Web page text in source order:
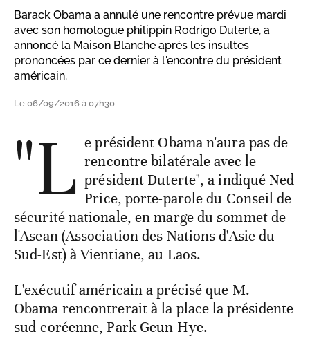
Barack Obama a annulé une rencontre prévue mardi
avec son homologue philippin Rodrigo Duterte, a
annoncé la Maison Blanche après les insultes
prononcées par ce dernier à l'encontre du président
américain.
Le 06/09/2016 à 07h30
"L e président Obama n'aura pas de
rencontre bilatérale avec le
président Duterte", a indiqué Ned
Price, porte-parole du Conseil de
sécurité nationale, en marge du sommet de
l'Asean (Association des Nations d'Asie du
Sud-Est) à Vientiane, au Laos.
L'exécutif américain a précisé que M.
Obama rencontrerait à la place la présidente
sud-coréenne, Park Geun-Hye.